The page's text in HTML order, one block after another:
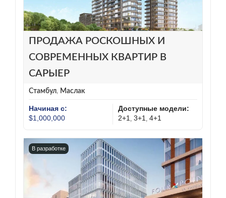
ПРОДАЖА РОСКОШНЫХ И
СОВРЕМЕННЫХ КВАРТИР В
САРЫЕР
Стамбул, Маслак
Начиная с:
$1,000,000
Доступные модели:
2+1 , 3+1 , 4+1
В разработке